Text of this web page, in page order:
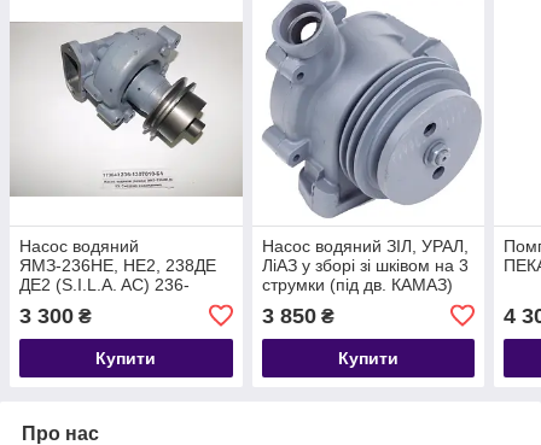
Насос водяний
ЯМЗ-236НЕ, НЕ2, 238ДЕ
ДЕ2 (S.I.L.A. AC) 236-
3 300 ₴
Купити
Насос водяний ЗІЛ, УРАЛ,
ЛіАЗ у зборі зі шківом на 3
струмки (під дв. КАМАЗ)
740.1307010-11
3 850₴
Купити
4
Про нас